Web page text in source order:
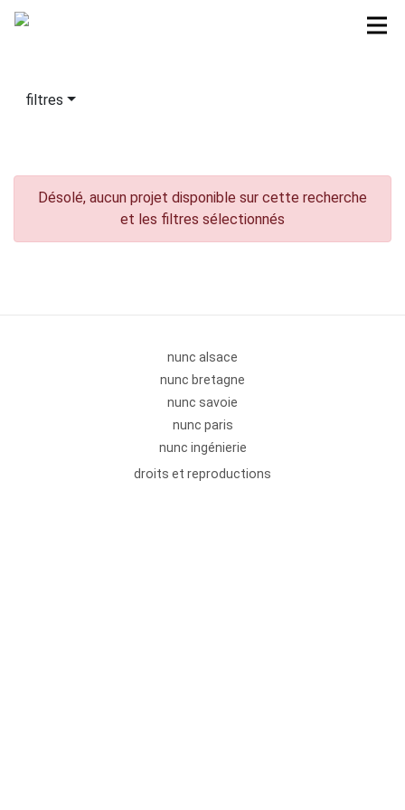
filtres
Désolé, aucun projet disponible sur cette recherche
et les filtres sélectionnés
nunc alsace
nunc bretagne
nunc savoie
nunc paris
nunc ingénierie
droits et reproductions